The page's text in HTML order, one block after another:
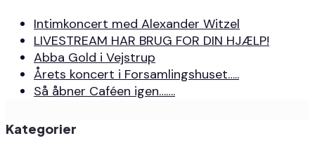
Intimkoncert med Alexander Witzel
LIVESTREAM HAR BRUG FOR DIN HJÆLP!
Abba Gold i Vejstrup
Årets koncert i Forsamlingshuset…..
Så åbner Caféen igen…….
Kategorier